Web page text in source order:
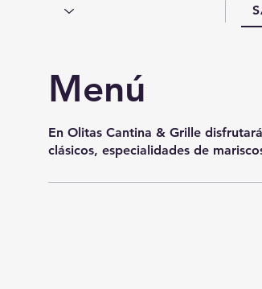
Menú
En Olitas Cantina & Grille
clásicos, especialidades de